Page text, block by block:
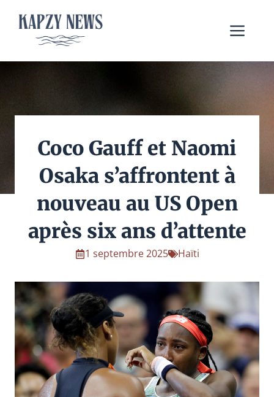
contenu
Coco Gauff et Naomi
Osaka s’affrontent à
nouveau au US Open
après six ans d’attente
1 septembre 2025 Haïti